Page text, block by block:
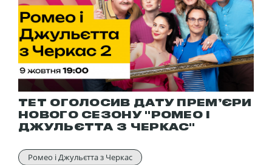
ТЕТ ОГОЛОСИВ ДАТУ ПРЕМ’ЄРИ
НОВОГО СЕЗОНУ "РОМЕО І
ДЖУЛЬЄТТА З ЧЕРКАС"
Ромео і Джульєтта з Черкас